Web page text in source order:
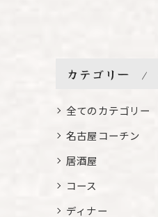
カテゴリー
全てのカテゴリー
名古屋コーチン
居酒屋
コース
ディナー